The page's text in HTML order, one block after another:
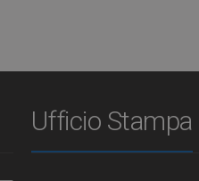
Ufficio Stampa